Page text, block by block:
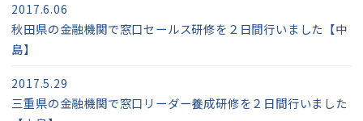
秋田県の金融機関で窓口セールス研修を２日間行いました【中
島】
2017.6.06
三重県の金融機関で窓口リーダー養成研修を２日間行いました
2017.5.29